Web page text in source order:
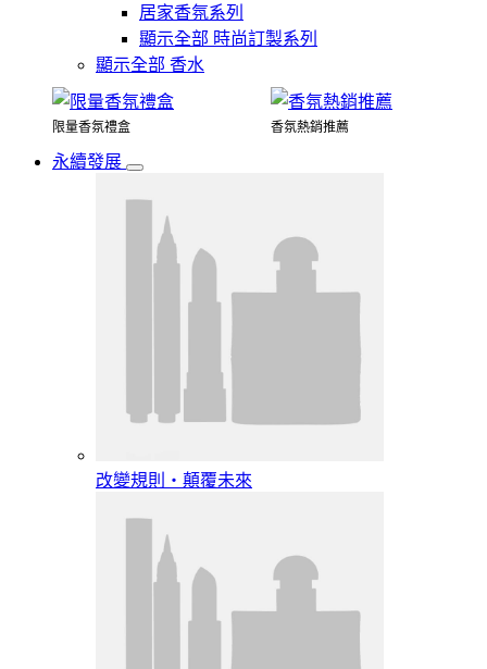
居家香氛系列
顯示全部 時尚訂製系列
顯示全部 香水
限量香氛禮盒 香氛熱銷推薦
永續發展
改變規則‧顛覆未來